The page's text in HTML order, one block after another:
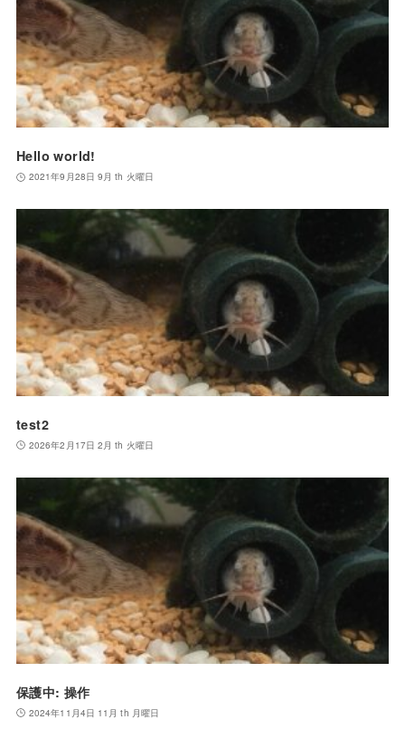
Hello world!
2021年9月28日 9月 th 火曜日
test2
2026年2月17日 2月 th 火曜日
保護中: 操作
2024年11月4日 11月 th 月曜日